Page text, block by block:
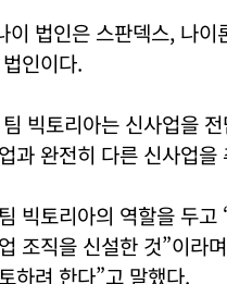
이 법인은 스판덱스, 나
인이다.
빅토리아는 신사업을
과 완전히 다른 신사업
빅토리아의 역할을 두
조직을 신설한 것”이라
하려 한다”고 말했다.